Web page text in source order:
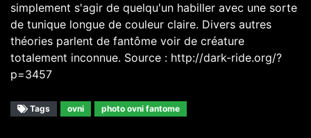
simplement s'agir de quelqu'un habiller avec une sorte
de tunique longue de couleur claire. Divers autres
théories parlent de fantôme voir de créature
totalement inconnue. Source : http://dark-ride.org/?
p=3457
Tags ovni photo ovni fantome